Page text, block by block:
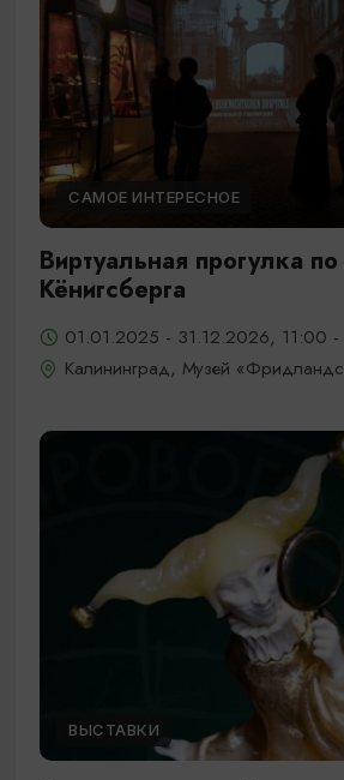
САМОЕ ИНТЕРЕСНОЕ
Виртуальная прогулка
Кёнигсберга
01.01.2025 - 31.12.2026, 11:00
Калининград, Музей
ВЫСТАВКИ